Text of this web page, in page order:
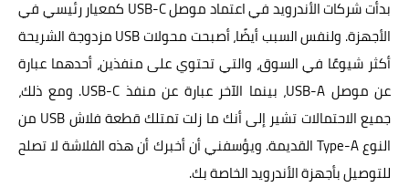
بدأت شركات الأندرويد في اعتماد موصل USB-C كمعيار رئيسي في
الأجهزة. ولنفس السبب أيضًا، أصبحت محولات USB مزدوجة الشريحة
أكثر شيوعًا في السوق، والتي تحتوي على منفذين، أحدهما عبارة
عن موصل USB-A، بينما الآخر عبارة عن منفذ USB-C. ومع ذلك،
جميع الاحتمالات تشير إلى أنك ما زلت تمتلك قطعة فلاش USB من
النوع Type-A القديمة. ويؤسفني أن أخبرك أن هذه الفلاشة لا تصلح
للتوصيل بأجهزة الأندرويد الخاصة بك.